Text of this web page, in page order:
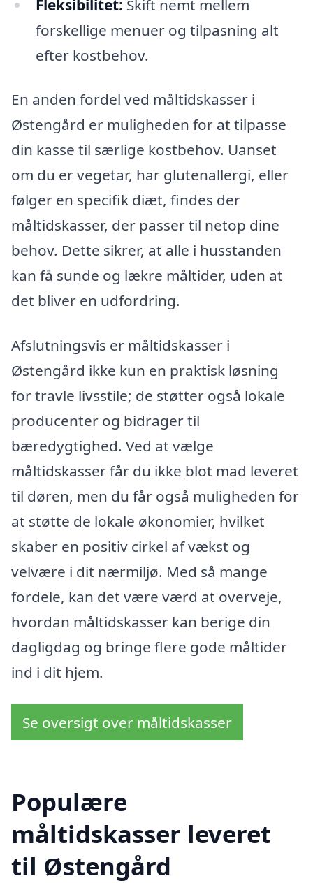
Fleksibilitet: Skift nemt mellem
forskellige menuer og tilpasning alt
efter kostbehov.
En anden fordel ved måltidskasser i
Østengård er muligheden for at tilpasse
din kasse til særlige kostbehov. Uanset
om du er vegetar, har glutenallergi, eller
følger en specifik diæt, findes der
måltidskasser, der passer til netop dine
behov. Dette sikrer, at alle i husstanden
kan få sunde og lækre måltider, uden at
det bliver en udfordring.
Afslutningsvis er måltidskasser i
Østengård ikke kun en praktisk løsning
for travle livsstile; de støtter også lokale
producenter og bidrager til
bæredygtighed. Ved at vælge
måltidskasser får du ikke blot mad leveret
til døren, men du får også muligheden for
at støtte de lokale økonomier, hvilket
skaber en positiv cirkel af vækst og
velvære i dit nærmiljø. Med så mange
fordele, kan det være værd at overveje,
hvordan måltidskasser kan berige din
dagligdag og bringe flere gode måltider
ind i dit hjem.
Se oversigt over måltidskasser
Populære
måltidskasser leveret
til Østengård